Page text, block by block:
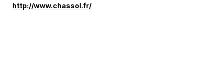
http://www.chassol.fr/